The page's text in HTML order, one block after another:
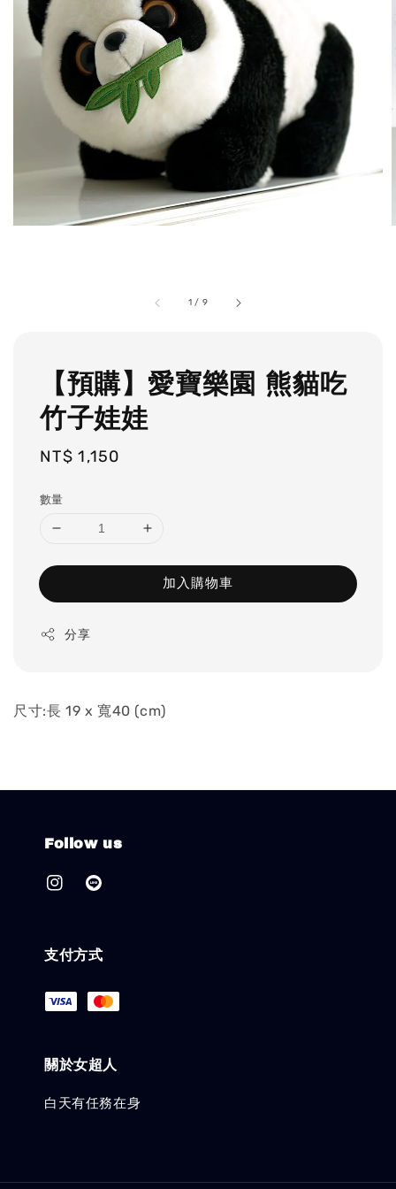
1 / 9
【預購】愛寶樂園 熊貓吃
竹子娃娃
Regular
NT$ 1,150
數量
加入購物車
分享
尺寸:長 19 x 寬40 (cm)
Follow us
支付方式
關於女超人
白天有任務在身